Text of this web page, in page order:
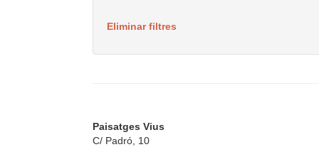
Eliminar filtres
Paisatges Vius
C/ Padró, 10